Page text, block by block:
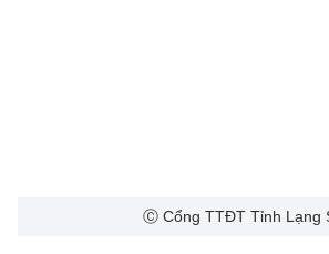
Ⓒ Cổng TTĐT Tỉnh Lạng